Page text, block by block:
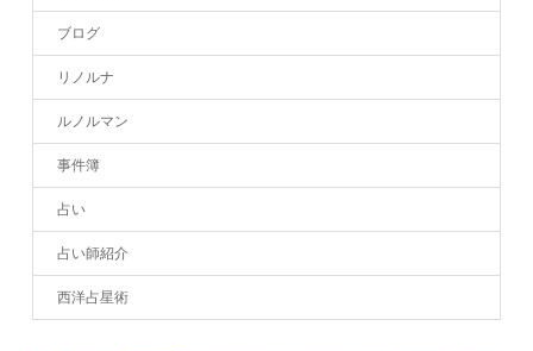
ブログ
リノルナ
ルノルマン
事件簿
占い
占い師紹介
西洋占星術